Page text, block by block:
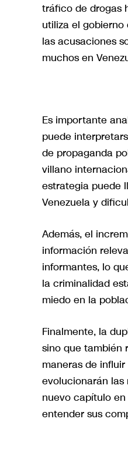
tráfico de drogas
utiliza el
las acusaciones
muchos en
Es importante
puede
de propaganda
villano
estrategia puede
Venezuela y
Además, el
información
informantes, lo
la criminalidad
miedo en la
Finalmente, la
sino que también
maneras de
evolucionarán las
nuevo capítulo
entender sus